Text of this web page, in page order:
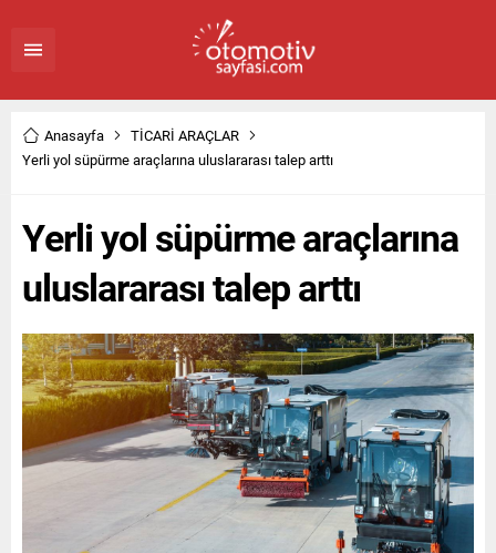
Anasayfa
TİCARİ ARAÇLAR
Yerli yol süpürme araçlarına uluslararası talep arttı
Yerli yol süpürme araçlarına
uluslararası talep arttı